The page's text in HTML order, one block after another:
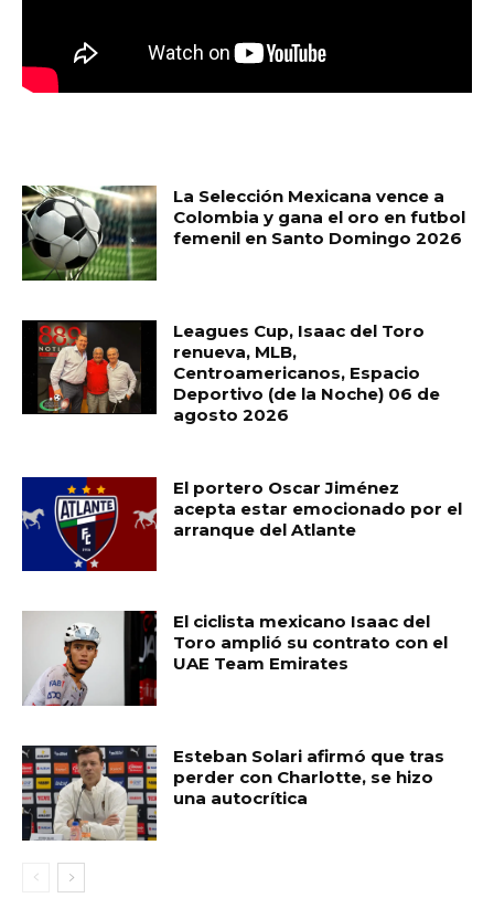
La Selección Mexicana vence a
Colombia y gana el oro en futbol
femenil en Santo Domingo 2026
Leagues Cup, Isaac del Toro
renueva, MLB,
Centroamericanos, Espacio
Deportivo (de la Noche) 06 de
agosto 2026
El portero Oscar Jiménez
acepta estar emocionado por el
arranque del Atlante
El ciclista mexicano Isaac del
Toro amplió su contrato con el
UAE Team Emirates
Esteban Solari afirmó que tras
perder con Charlotte, se hizo
una autocrítica